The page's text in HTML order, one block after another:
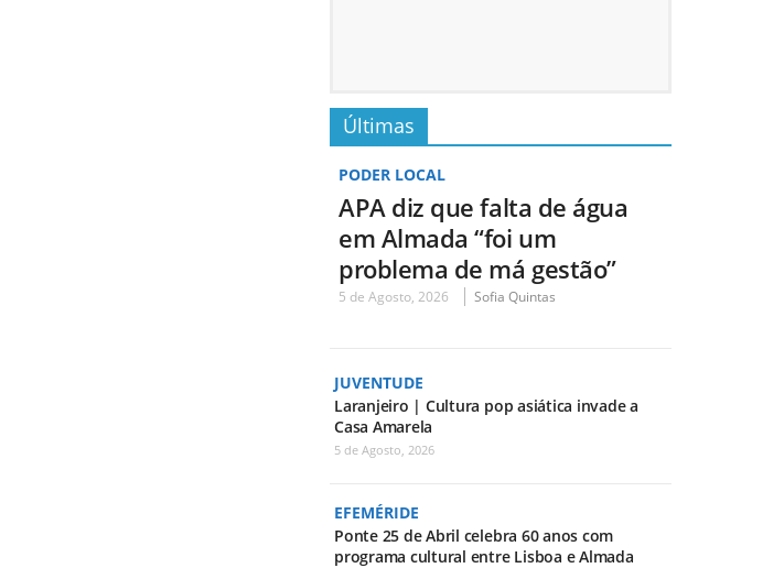
Últimas
PODER LOCAL
APA diz que falta de água
em Almada “foi um
problema de má gestão”
5 de Agosto, 2026 Sofia Quintas
JUVENTUDE
Laranjeiro | Cultura pop asiática invade a
Casa Amarela
5 de Agosto, 2026
EFEMÉRIDE
Ponte 25 de Abril celebra 60 anos com
programa cultural entre Lisboa e Almada